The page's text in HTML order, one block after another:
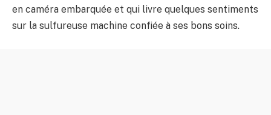
en caméra embarquée et qui livre quelques sentiments
sur la sulfureuse machine confiée à ses bons soins.